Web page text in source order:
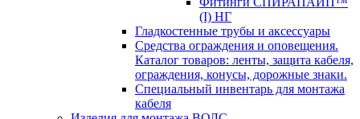
(I) НГ
Гладкостенные трубы и аксессуары
Средства ограждения и оповещения.
Каталог товаров: ленты, защита кабеля,
ограждения, конусы, дорожные знаки.
Специальный инвентарь для монтажа
кабеля